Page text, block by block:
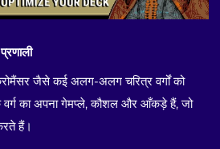
जैसे कई अलग-अलग चरित्र वर्गों को
का अपना गेमप्ले, कौशल और आँकड़े हैं, जो
हैं।